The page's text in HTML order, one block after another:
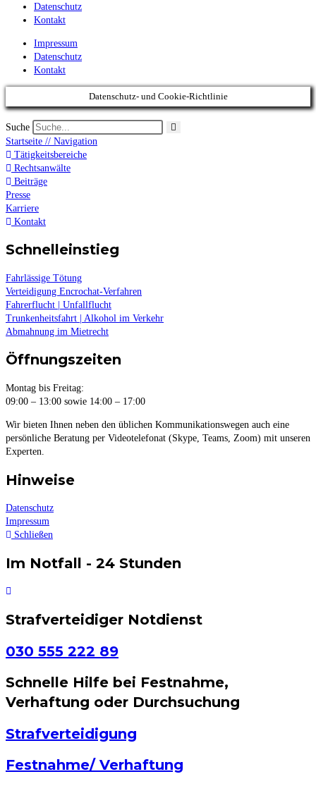
Datenschutz
Kontakt
Impressum
Datenschutz
Kontakt
Datenschutz- und Cookie-Richtlinie
Suche
Startseite // Navigation
Tätigkeitsbereiche
Rechtsanwälte
Beiträge
Presse
Karriere
Kontakt
Schnelleinstieg
Fahrlässige Tötung
Verteidigung Encrochat-Verfahren
Fahrerflucht | Unfallflucht
Trunkenheitsfahrt | Alkohol im Verkehr
Abmahnung im Mietrecht
Öffnungszeiten
Montag bis Freitag:
09:00 – 13:00 sowie 14:00 – 17:00
Wir bieten Ihnen neben den üblichen Kommunikationswegen auch eine
persönliche Beratung per Videotelefonat (Skype, Teams, Zoom) mit unseren
Experten.
Hinweise
Datenschutz
Impressum
Schließen
Im Notfall - 24 Stunden
Strafverteidiger Notdienst
030 555 222 89
Schnelle Hilfe bei Festnahme,
Verhaftung oder Durchsuchung
Strafverteidigung
Festnahme/ Verhaftung